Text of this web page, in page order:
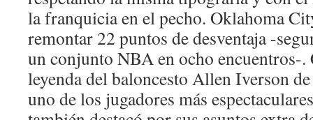
la franquicia en el pecho. Oklahoma
remontar 22 puntos de desventaja -
un conjunto NBA en ocho encuentros-.
leyenda del baloncesto Allen Iverson
uno de los jugadores más